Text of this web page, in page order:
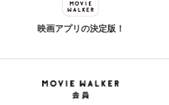
映画アプリの決定版！